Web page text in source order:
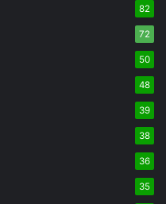
82
72
50
48
39
38
36
35